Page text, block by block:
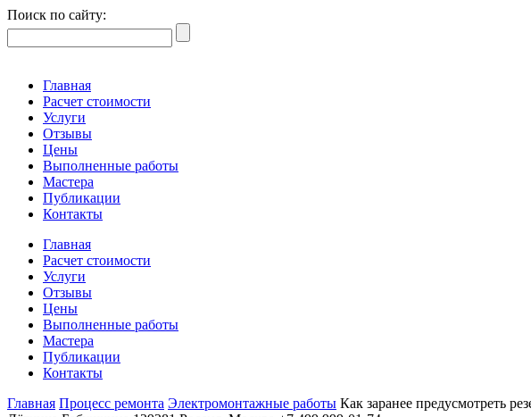
Поиск по сайту:
Главная
Расчет стоимости
Услуги
Отзывы
Цены
Выполненные работы
Мастера
Публикации
Контакты
Главная
Расчет стоимости
Услуги
Отзывы
Цены
Выполненные работы
Мастера
Публикации
Контакты
Главная Процесс ремонта Электромонтажные работы Как заранее предусмотреть